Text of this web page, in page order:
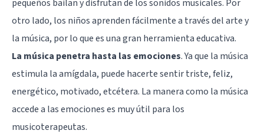
pequeños bailan y disfrutan de los sonidos musicales. Por
otro lado, los niños aprenden fácilmente a través del arte y
la música, por lo que es una gran herramienta educativa.
La música penetra hasta las emociones. Ya que la música
estimula la amígdala, puede hacerte sentir triste, feliz,
energético, motivado, etcétera. La manera como la música
accede a las emociones es muy útil para los
musicoterapeutas.